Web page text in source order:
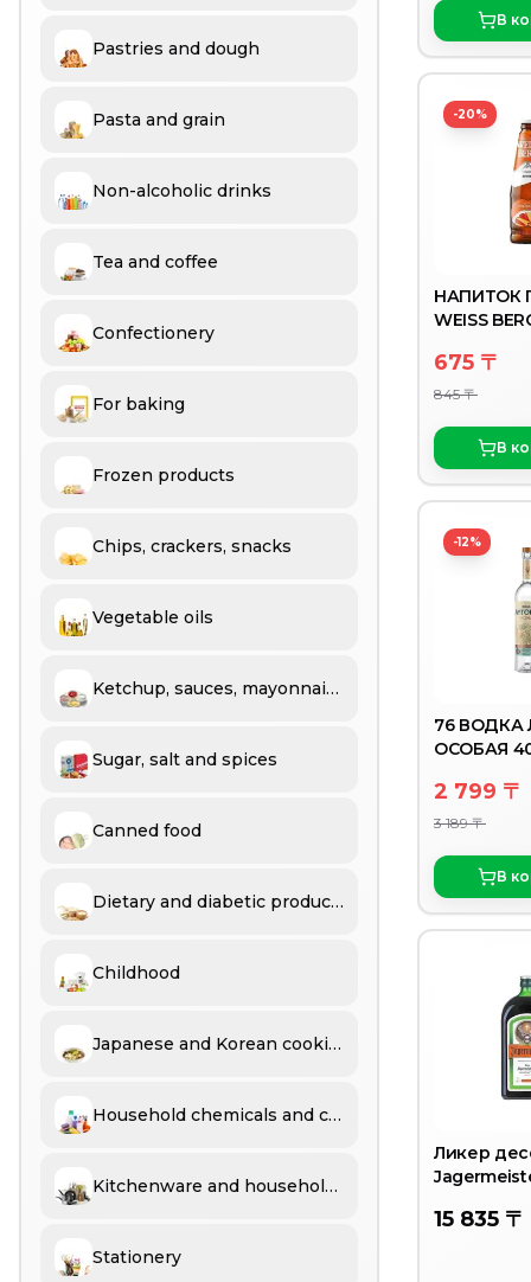
Pastries and dough
Pasta and grain
Non-alcoholic drinks
Tea and coffee
Confectionery
For baking
Frozen products
Chips, crackers, snacks
Vegetable oils
Ketchup, sauces, mayonnaise, mustard, vinegar
Sugar, salt and spices
Canned food
Dietary and diabetic products
Childhood
Japanese and Korean cooking
Household chemicals and cosmetics
Kitchenware and household goods
Stationery
В
-20%
НАПИТОК
WEISS
0,44Л СТ/Б
675 〒
845 〒
В
-12%
76 ВОДКА
ОСОБАЯ
2 799 〒
3 189 〒
В
Ликер
15 835 〒